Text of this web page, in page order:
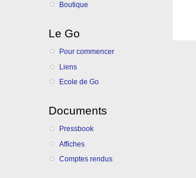
Boutique
Le Go
Pour commencer
Liens
Ecole de Go
Documents
Pressbook
Affiches
Comptes rendus